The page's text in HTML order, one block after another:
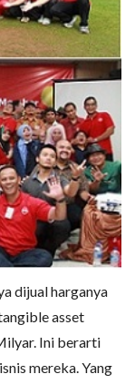
dijual harganya
asset
Ini berarti
mereka. Yang